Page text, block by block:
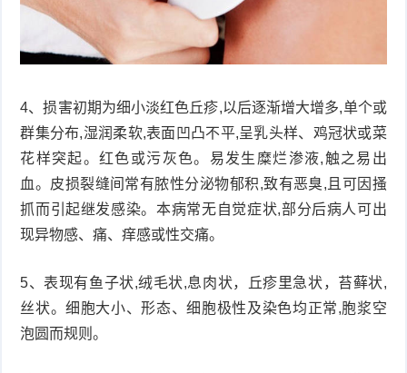
4、损害初期为细小淡红色丘疹,以后逐渐增大增多,单个或
群集分布,湿润柔软,表面凹凸不平,呈乳头样、鸡冠状或菜
花样突起。红色或污灰色。易发生糜烂渗液,触之易出
血。皮损裂缝间常有脓性分泌物郁积,致有恶臭,且可因搔
抓而引起继发感染。本病常无自觉症状,部分后病人可出
现异物感、痛、痒感或性交痛。
5、表现有鱼子状,绒毛状,息肉状，丘疹里急状，苔藓状,
丝状。细胞大小、形态、细胞极性及染色均正常,胞浆空
泡圆而规则。